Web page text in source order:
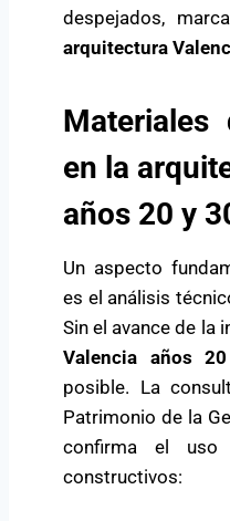
despejados,
arquitectura
Materiales
en la
años 20 y
Un aspecto
es el análisis
Sin el avance de la
Valencia años
posible. La
Patrimonio de la
confirma el uso
constructivos: